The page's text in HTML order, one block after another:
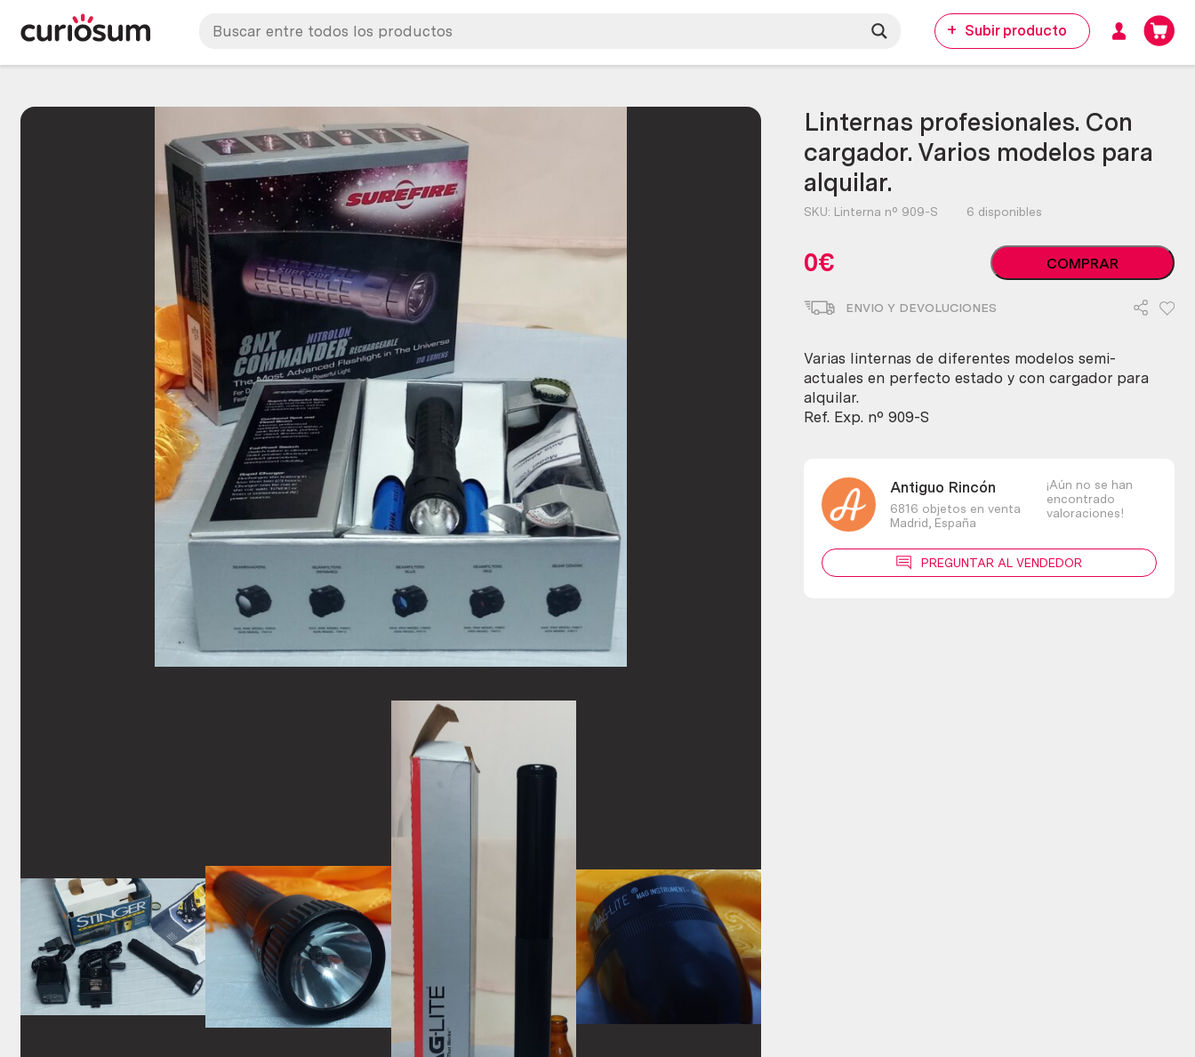
Subir producto
Linternas profesionales. Con
cargador. Varios modelos para
alquilar.
SKU: Linterna nº 909-S 6 disponibles
0€
Linternas
profesionales.
cargador.
modelos
para
alquilar.
COMPRAR
ENVIO Y DEVOLUCIONES
Varias linternas de diferentes modelos semi-
actuales en perfecto estado y con cargador para
alquilar.
Ref. Exp. nº 909-S
Antiguo Rincón
6816 objetos en venta
Madrid, España
¡Aún no se han
encontrado
valoraciones!
PREGUNTAR AL VENDEDOR